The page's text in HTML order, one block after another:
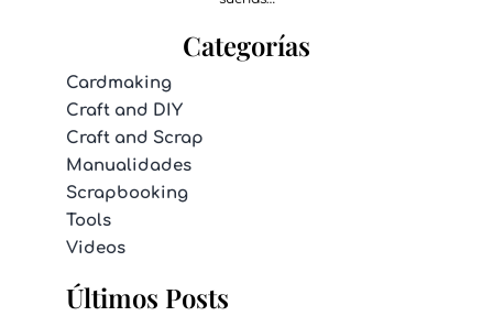
Categorías
Cardmaking
Craft and DIY
Craft and Scrap
Manualidades
Scrapbooking
Tools
Videos
Últimos Posts